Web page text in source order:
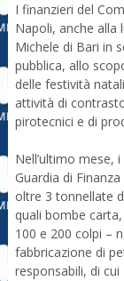
I finanzieri del
Napoli, anche alla
Michele di Bari in
pubblica, allo
delle festività
attività di
pirotecnici e di
Nell’ultimo mese,
Guardia di
oltre 3 tonnellate
quali bombe
100 e 200 colpi –
fabbricazione di
responsabili, di